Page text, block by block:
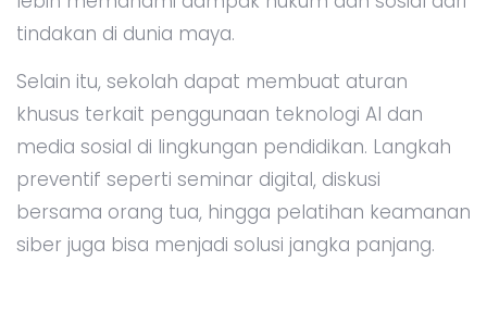
tindakan di dunia maya.
Selain itu, sekolah dapat membuat aturan
khusus terkait penggunaan teknologi AI dan
media sosial di lingkungan pendidikan. Langkah
preventif seperti seminar digital, diskusi
bersama orang tua, hingga pelatihan keamanan
siber juga bisa menjadi solusi jangka panjang.